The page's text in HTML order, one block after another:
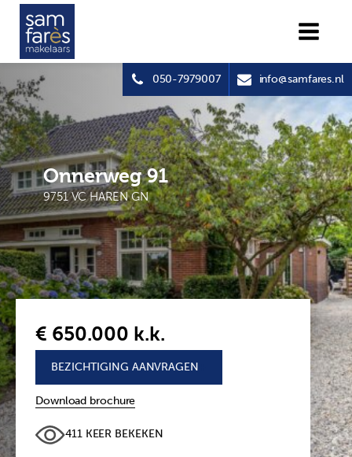
050-7979007 info@samfares.nl
Onnerweg 91
9751 VC HAREN GN
€ 650.000 k.k.
BEZICHTIGING AANVRAGEN
Download brochure
411 KEER BEKEKEN